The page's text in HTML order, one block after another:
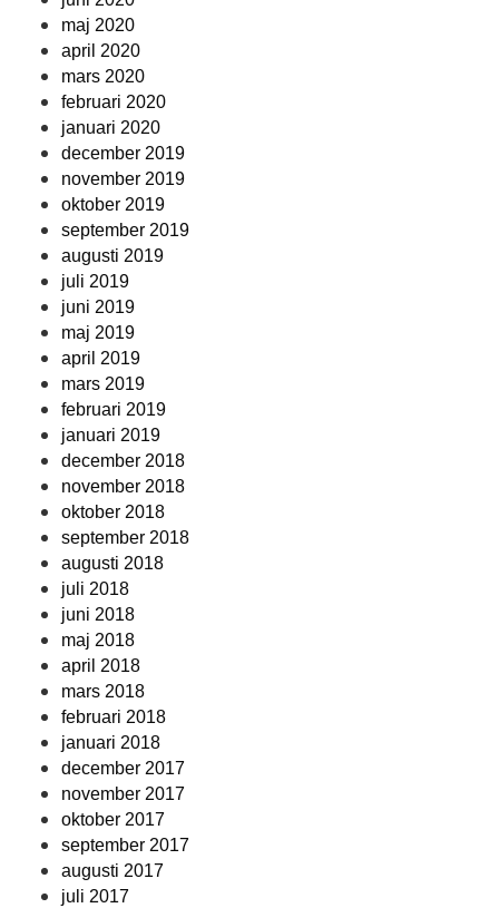
maj 2020
april 2020
mars 2020
februari 2020
januari 2020
december 2019
november 2019
oktober 2019
september 2019
augusti 2019
juli 2019
juni 2019
maj 2019
april 2019
mars 2019
februari 2019
januari 2019
december 2018
november 2018
oktober 2018
september 2018
augusti 2018
juli 2018
juni 2018
maj 2018
april 2018
mars 2018
februari 2018
januari 2018
december 2017
november 2017
oktober 2017
september 2017
augusti 2017
juli 2017